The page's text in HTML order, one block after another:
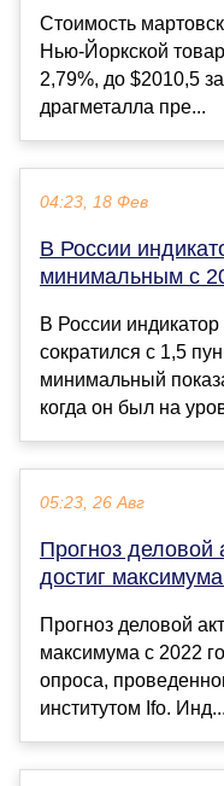
Стоимость
Нью-Йоркской
2,79%, до $2010,5
драгметалла пре...
04:23, 18 Фев
В России
минимальным с
В России
сократился с 1,5
минимальный
когда он был на
05:23, 26 Авг
Прогноз деловой
достиг
Прогноз деловой
максимума с 2022
опроса,
институтом Ifo. Инд...